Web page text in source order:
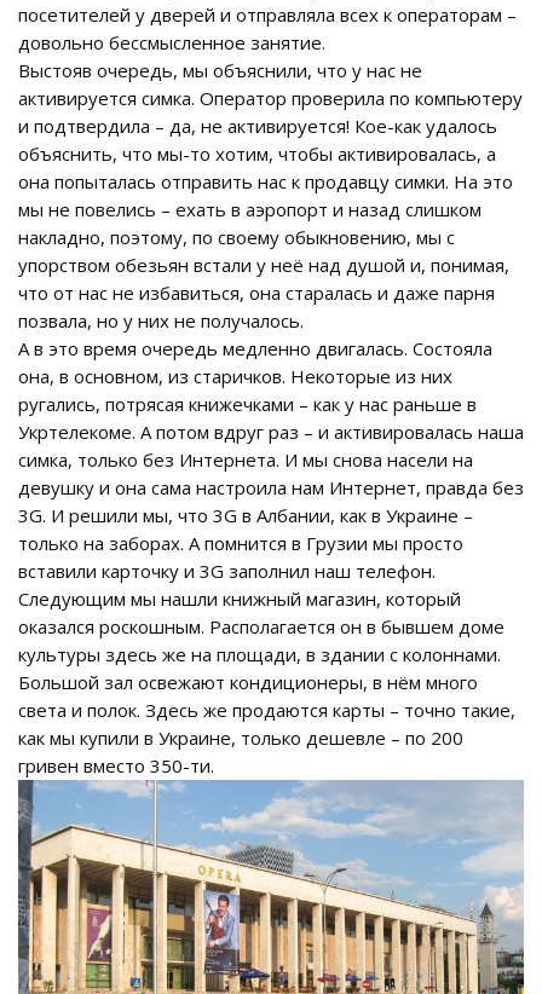
посетителей у дверей и отправляла всех к операторам –
довольно бессмысленное занятие.
Выстояв очередь, мы объяснили, что у нас не
активируется симка. Оператор проверила по компьютеру
и подтвердила – да, не активируется! Кое-как удалось
объяснить, что мы-то хотим, чтобы активировалась, а
она попыталась отправить нас к продавцу симки. На это
мы не повелись – ехать в аэропорт и назад слишком
накладно, поэтому, по своему обыкновению, мы с
упорством обезьян встали у неё над душой и, понимая,
что от нас не избавиться, она старалась и даже парня
позвала, но у них не получалось.
А в это время очередь медленно двигалась. Состояла
она, в основном, из старичков. Некоторые из них
ругались, потрясая книжечками – как у нас раньше в
Укртелекоме. А потом вдруг раз – и активировалась наша
симка, только без Интернета. И мы снова насели на
девушку и она сама настроила нам Интернет, правда без
3G. И решили мы, что 3G в Албании, как в Украине –
только на заборах. А помнится в Грузии мы просто
вставили карточку и 3G заполнил наш телефон.
Следующим мы нашли книжный магазин, который
оказался роскошным. Располагается он в бывшем доме
культуры здесь же на площади, в здании с колоннами.
Большой зал освежают кондиционеры, в нём много
света и полок. Здесь же продаются карты – точно такие,
как мы купили в Украине, только дешевле – по 200
гривен вместо 350-ти.